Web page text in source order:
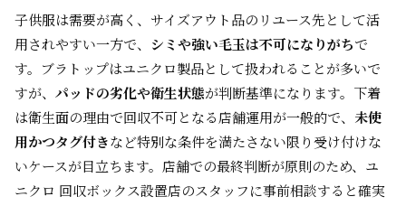
子供服は需要が高く、サイズアウト品のリユース先として活
用されやすい一方で、 シミや強い毛玉は不可になりがちで
す。ブラトップはユニクロ製品として扱われることが多いで
すが、 パッドの劣化や衛生状態が判断基準になります。下着
は衛生面の理由で回収不可となる店舗運用が一般的で、 未使
用かつタグ付きなど特別な条件を満たさない限り受け付けな
いケースが目立ちます。店舗での最終判断が原則のため、ユ
ニクロ 回収ボックス設置店のスタッフに事前相談すると確実